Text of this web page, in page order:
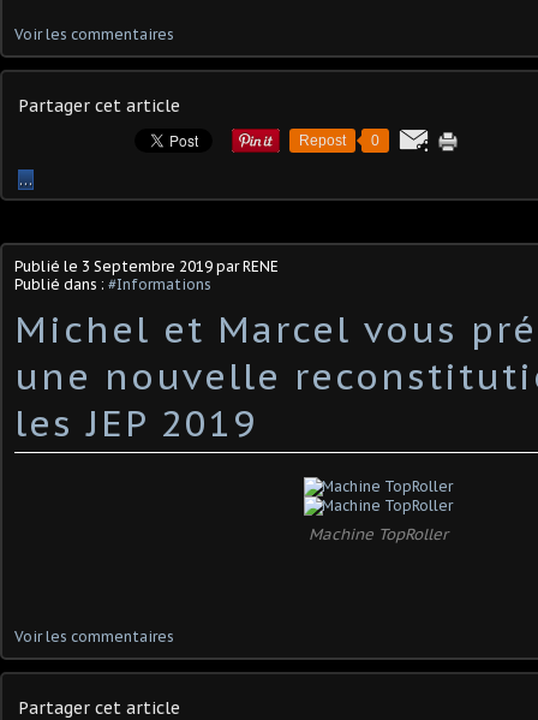
Voir les commentaires
Partager cet article
Repost 0
…
Publié le 3 Septembre 2019 par RENE
Publié dans : #Informations
Michel et Marcel vous
une nouvelle
les JEP 2019
Machine TopRoller
Voir les commentaires
Partager cet article